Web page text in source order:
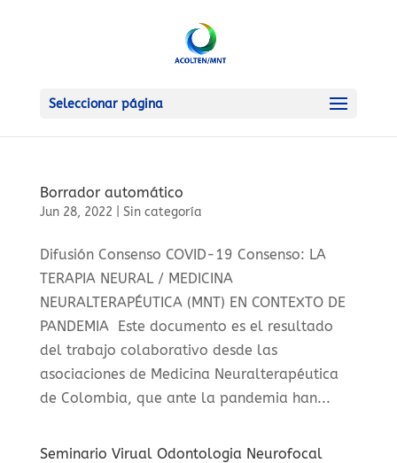
Seleccionar página
Borrador automático
Jun 28, 2022 Sin categoría
Difusión Consenso COVID-19 Consenso: LA
TERAPIA NEURAL / MEDICINA
NEURALTERAPÉUTICA (MNT) EN CONTEXTO DE
PANDEMIA Este documento es el resultado
del trabajo colaborativo desde las
asociaciones de Medicina Neuralterapéutica
de Colombia, que ante la pandemia han...
Seminario Virual Odontologia Neurofocal